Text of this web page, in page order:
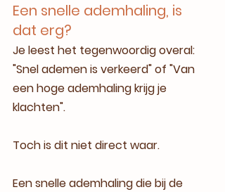
Een snelle ademhaling, is
dat erg?
Je leest het tegenwoordig overal:
"Snel ademen is verkeerd" of "Van
een hoge ademhaling krijg je
klachten".
Toch is dit niet direct waar.
Een snelle ademhaling die bij de